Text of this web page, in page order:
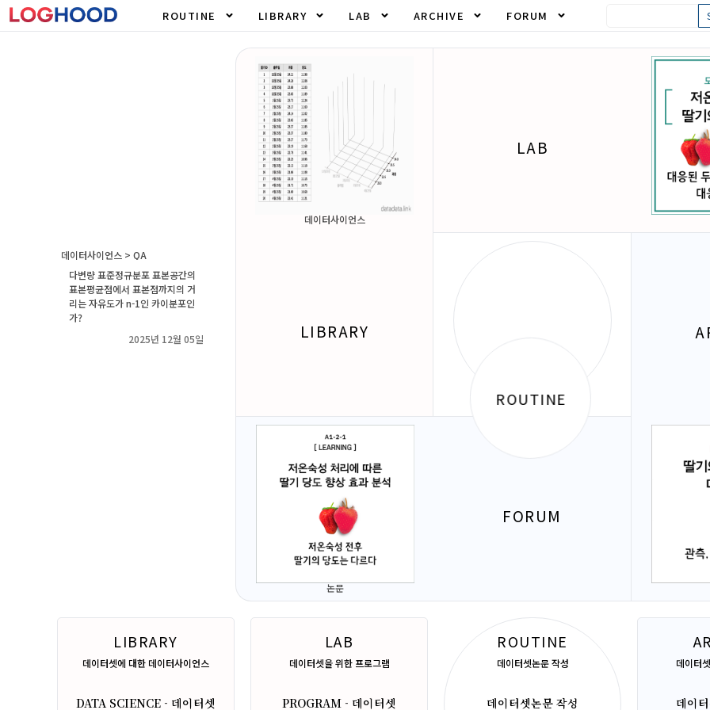
ROUTINE LIBRARY LAB ARCHIVE FORUM
데이터사이언스 > QA
다변량 표준정규분포 표본공간의
표본평균점에서 표본점까지의 거
리는 자유도가 n-1인 카이분포인
가?
2025년 12월 05일
데이터사이언스
LAB
LIBRARY
ROUTINE
논문
FORUM
LIBRARY
데이터셋에 대한 데이터사이언스
DATA SCIENCE - 데이터셋
LAB
데이터셋을 위한 프로그램
PROGRAM - 데이터셋
ROUTINE
데이터셋논문 작성
데이터셋논문 작성
데이터
데이